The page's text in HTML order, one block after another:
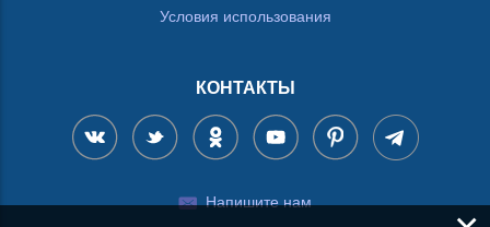
Условия использования
КОНТАКТЫ
Напишите нам